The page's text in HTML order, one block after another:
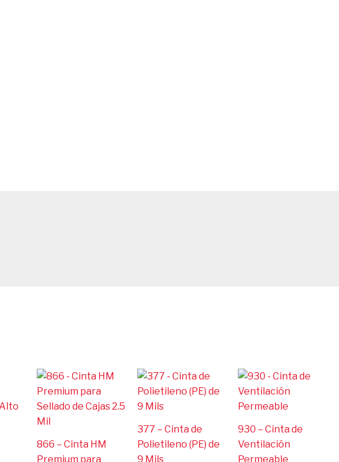
866 – Cinta HM
Premium para
377 – Cinta de
Polietileno (PE) de
9 Mils
930 – Cinta de
Ventilación
Permeable